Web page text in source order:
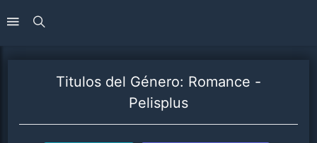
Titulos del Género: Romance -
Pelisplus